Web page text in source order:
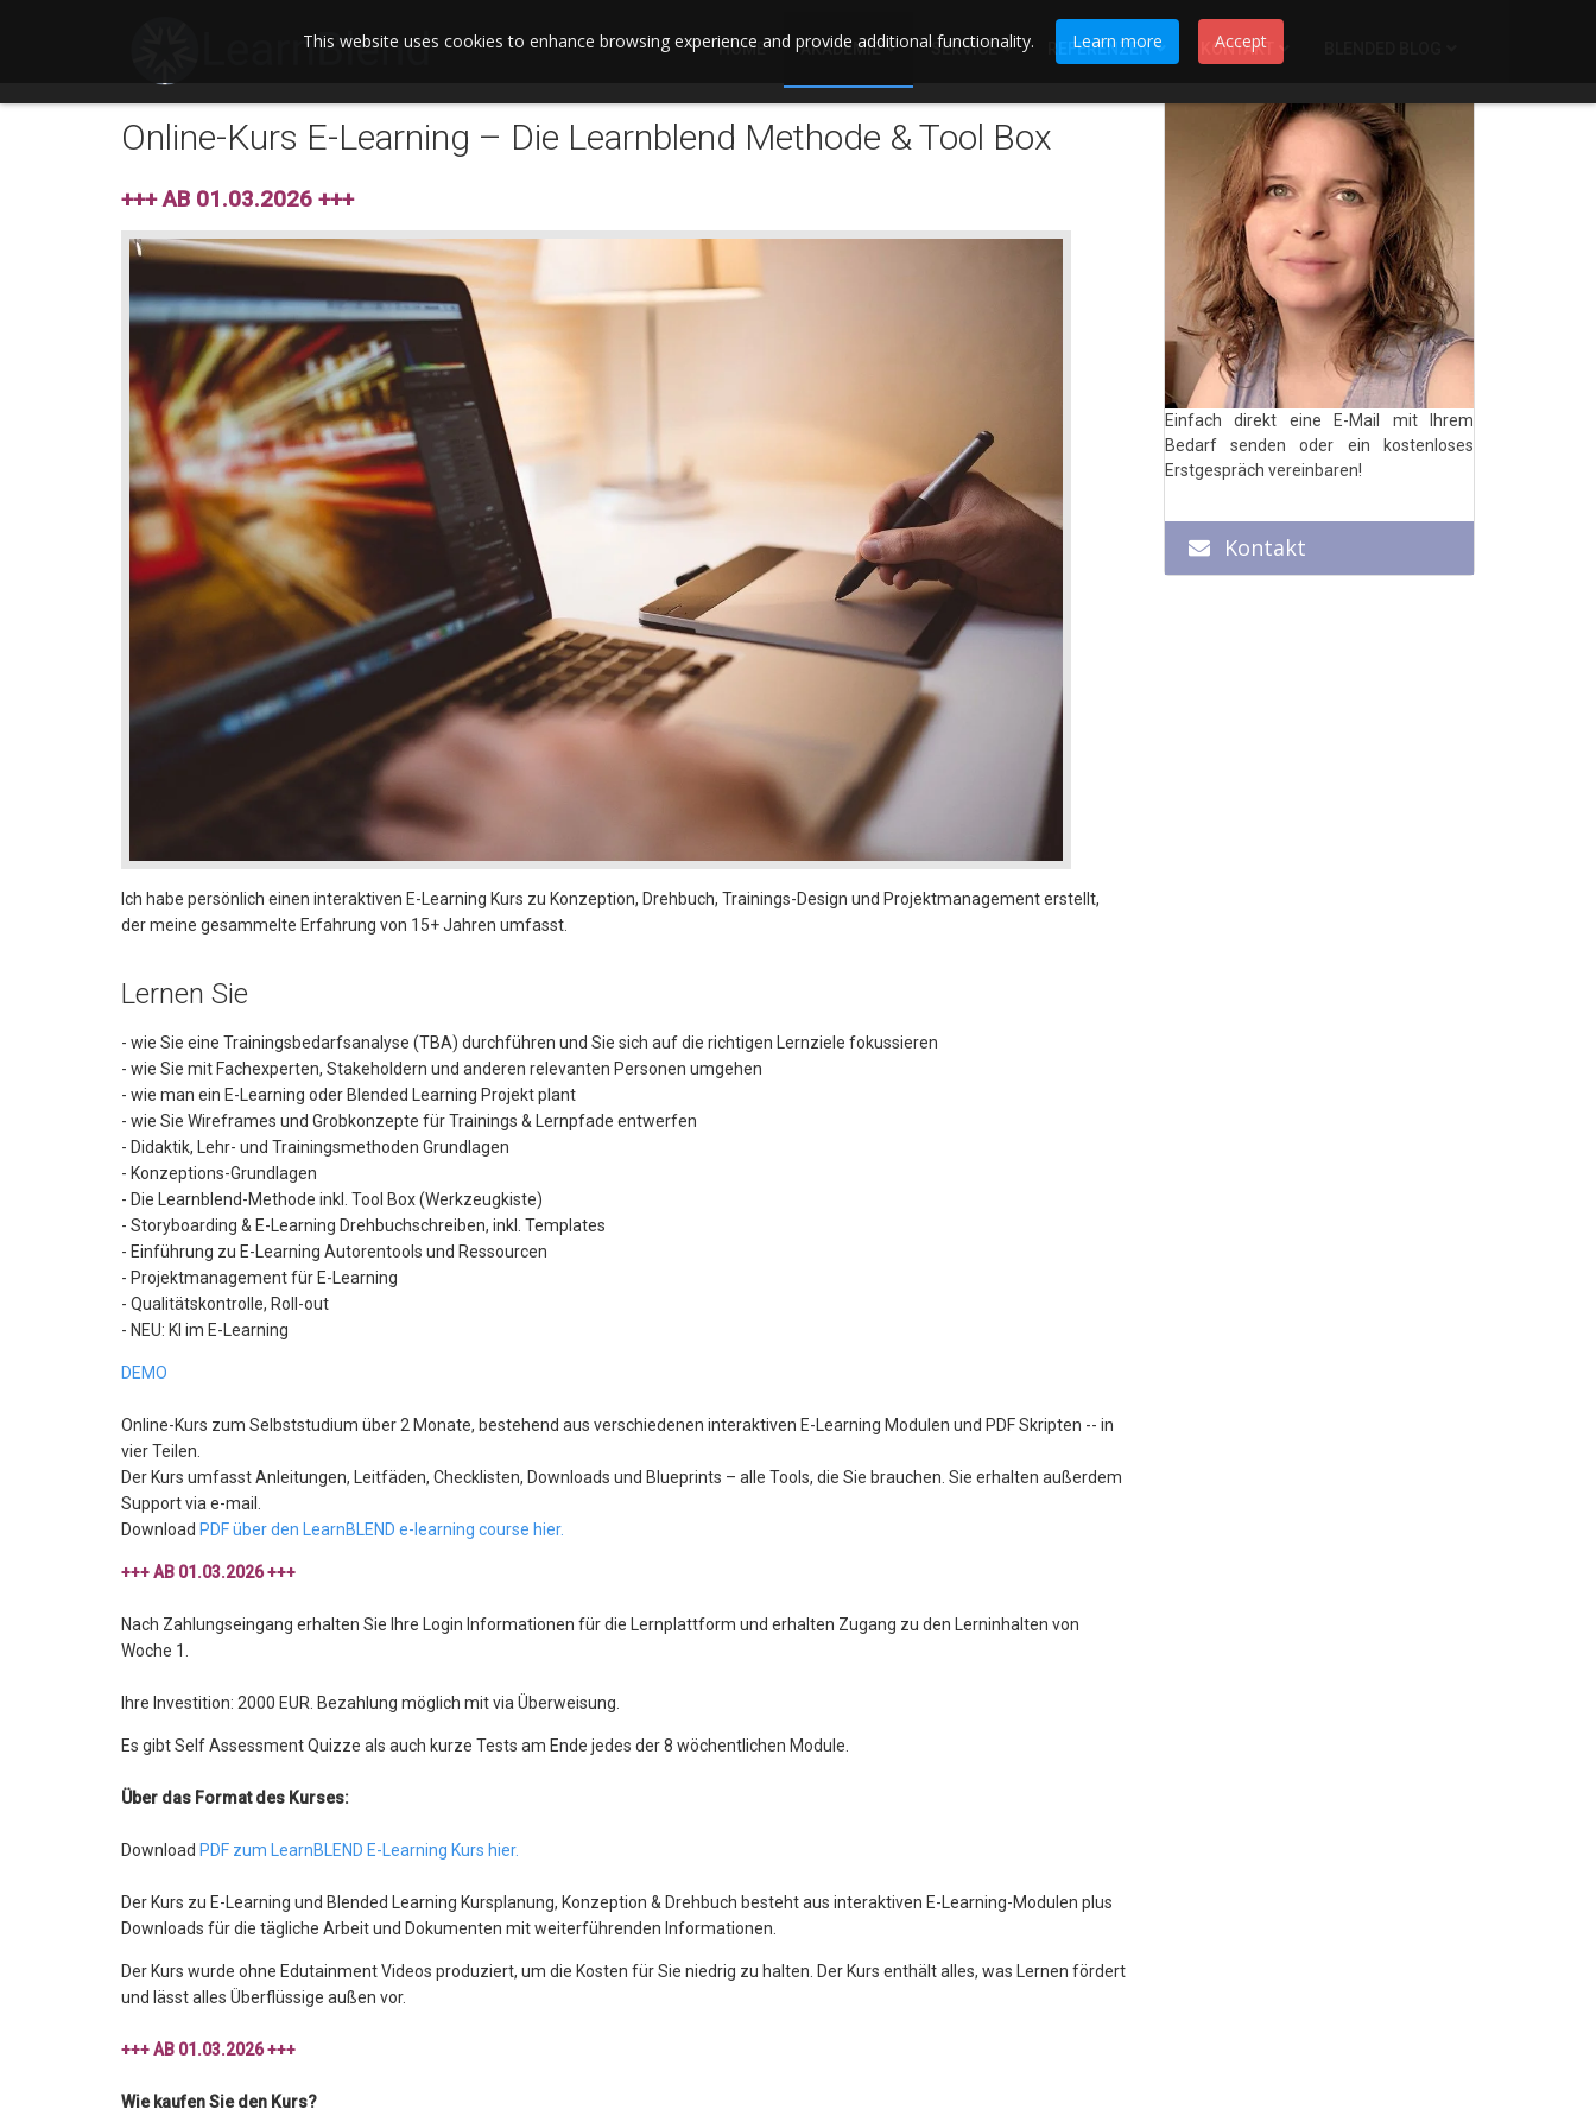
HOME AKADEMIE SERVICE REFERENZEN KONTAKT
Online-Kurs E-Learning – Die Learnblend Methode & Tool Box
+++ AB 01.03.2026 +++
Ich habe persönlich einen interaktiven E-Learning Kurs zu Konzeption, Drehbuch, Trainings-Design und Projektmanagement erstellt,
der meine gesammelte Erfahrung von 15+ Jahren umfasst.
Lernen Sie
- wie Sie eine Trainingsbedarfsanalyse (TBA) durchführen und Sie sich auf die richtigen Lernziele fokussieren
- wie Sie mit Fachexperten, Stakeholdern und anderen relevanten Personen umgehen
- wie man ein E-Learning oder Blended Learning Projekt plant
- wie Sie Wireframes und Grobkonzepte für Trainings & Lernpfade entwerfen
- Didaktik, Lehr- und Trainingsmethoden Grundlagen
- Konzeptions-Grundlagen
- Die Learnblend-Methode inkl. Tool Box (Werkzeugkiste)
- Storyboarding & E-Learning Drehbuchschreiben, inkl. Templates
- Einführung zu E-Learning Autorentools und Ressourcen
- Projektmanagement für E-Learning
- Qualitätskontrolle, Roll-out
- NEU: KI im E-Learning
DEMO
Online-Kurs zum Selbststudium über 2 Monate, bestehend aus verschiedenen interaktiven E-Learning Modulen und PDF Skripten -- in
vier Teilen.
Der Kurs umfasst Anleitungen, Leitfäden, Checklisten, Downloads und Blueprints – alle Tools, die Sie brauchen. Sie erhalten außerdem
Support via e-mail.
Download PDF über den LearnBLEND e-learning course hier.
+++ AB 01.03.2026 +++
Nach Zahlungseingang erhalten Sie Ihre Login Informationen für die Lernplattform und erhalten Zugang zu den Lerninhalten von
Woche 1.
Ihre Investition: 2000 EUR. Bezahlung möglich mit via Überweisung.
Es gibt Self Assessment Quizze als auch kurze Tests am Ende jedes der 8 wöchentlichen Module.
Über das Format des Kurses:
Download PDF zum LearnBLEND E-Learning Kurs hier.
Der Kurs zu E-Learning und Blended Learning Kursplanung, Konzeption & Drehbuch besteht aus interaktiven E-Learning-Modulen plus
Downloads für die tägliche Arbeit und Dokumenten mit weiterführenden Informationen.
Der Kurs wurde ohne Edutainment Videos produziert, um die Kosten für Sie niedrig zu halten. Der Kurs enthält alles, was Lernen fördert
und lässt alles Überflüssige außen vor.
+++ AB 01.03.2026 +++
Wie kaufen Sie den Kurs?
Einfach direkt eine E-Mail mit Ihrem
Bedarf senden oder ein kostenloses
Erstgespräch vereinbaren!
Kontakt
This website uses cookies to enhance browsing experience and provide additional functionality. Learn more Accept